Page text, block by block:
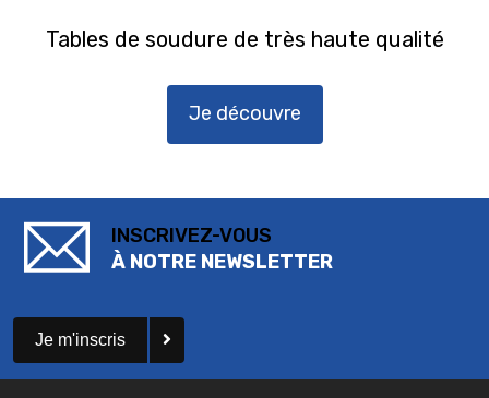
Tables de soudure de très haute qualité
Je découvre
INSCRIVEZ-VOUS
À NOTRE NEWSLETTER
Je m'inscris